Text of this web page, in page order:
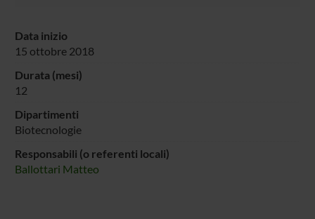
Data inizio
15 ottobre 2018
Durata (mesi)
12
Dipartimenti
Biotecnologie
Responsabili (o referenti locali)
Ballottari Matteo